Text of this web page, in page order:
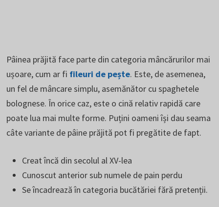
Pâinea prăjită face parte din categoria mâncărurilor mai
ușoare, cum ar fi fileuri de pește. Este, de asemenea,
un fel de mâncare simplu, asemănător cu spaghetele
bolognese. În orice caz, este o cină relativ rapidă care
poate lua mai multe forme. Puțini oameni își dau seama
câte variante de pâine prăjită pot fi pregătite de fapt.
Creat încă din secolul al XV-lea
Cunoscut anterior sub numele de pain perdu
Se încadrează în categoria bucătăriei fără pretenții.